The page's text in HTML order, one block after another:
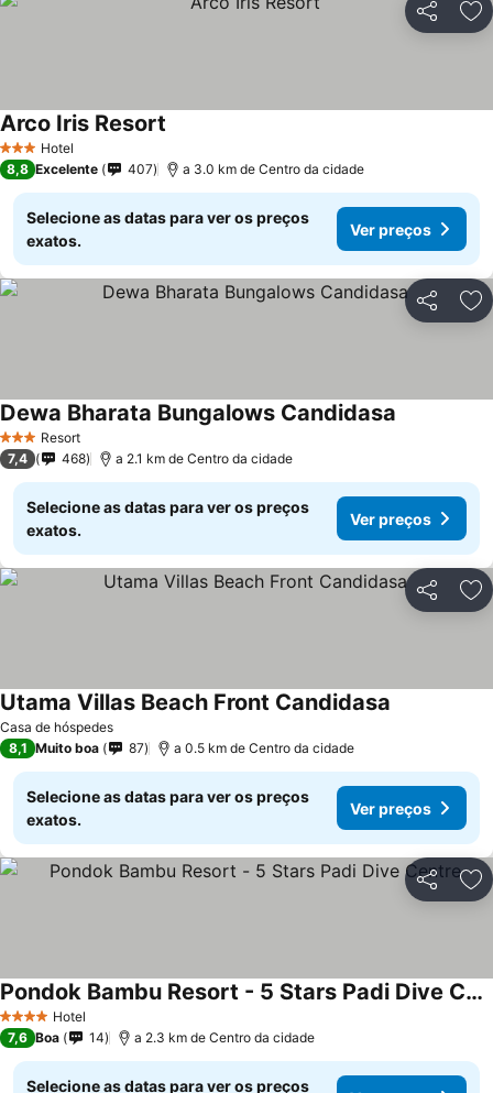
Partilhar
3 EstrelasHotel
Arco Iris Resort
8,8 Excelente 407 a 3.0 km de Centro da cidade
Selecione as datas para ver os preços
exatos.
Ver preços
Partilhar
3 EstrelasResort
Dewa Bharata Bungalows Candidasa
7,4 468 a 2.1 km de Centro da cidade
Selecione as datas para ver os preços
exatos.
Ver preços
Partilhar
Casa de hóspedes
Utama Villas Beach Front Candidasa
8,1 Muito boa 87 a 0.5 km de Centro da cidade
Selecione as datas para ver os preços
exatos.
Ver preços
Partilhar
4 EstrelasHotel
Pondok Bambu Resort - 5 Stars Padi Dive Centre
7,6 Boa 14 a 2.3 km de Centro da cidade
Selecione as datas para ver os preços